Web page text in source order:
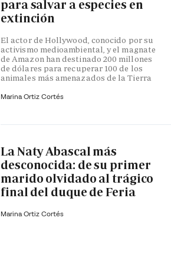
para salvar a especies en
extinción
El actor de Hollywood, conocido por su
activismo medioambiental, y el magnate
de Amazon han destinado 200 millones
de dólares para recuperar 100 de los
animales más amenazados de la Tierra
Marina Ortiz Cortés
La Naty Abascal más
desconocida: de su primer
marido olvidado al trágico
final del duque de Feria
Marina Ortiz Cortés